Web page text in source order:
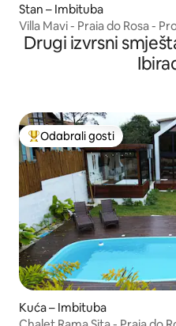
Stan – Imbituba
Villa Mavi - Praia do Rosa -
hidromasažnom kadom
Drugi izvrsni
Među najviše rangiranima s
Odabrali gosti
Kuća – Imbituba